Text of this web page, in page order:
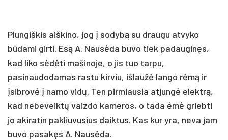
Plungiškis aiškino, jog į sodybą su draugu atvyko
būdami girti. Esą A. Nausėda buvo tiek padauginęs,
kad liko sėdėti mašinoje, o jis tuo tarpu,
pasinaudodamas rastu kirviu, išlaužė lango rėmą ir
įsibrovė į namo vidų. Ten pirmiausia atjungė elektrą,
kad nebeveiktų vaizdo kameros, o tada ėmė griebti
jo akiratin pakliuvusius daiktus. Kas kur yra, neva jam
buvo pasakęs A. Nausėda.